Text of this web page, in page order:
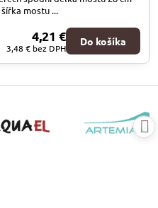
mostu ...
4,21 €
3,48 € bez DPH
Do košíka